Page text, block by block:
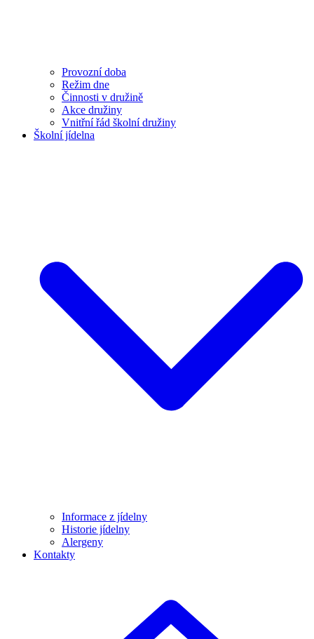
Provozní doba
Režim dne
Činnosti v družině
Akce družiny
Vnitřní řád školní družiny
Školní jídelna
Informace z jídelny
Historie jídelny
Alergeny
Kontakty